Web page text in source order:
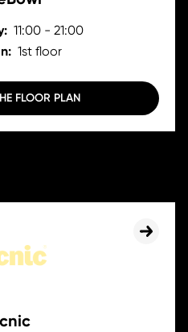
11:00 - 21:00
1st floor
FLOOR PLAN